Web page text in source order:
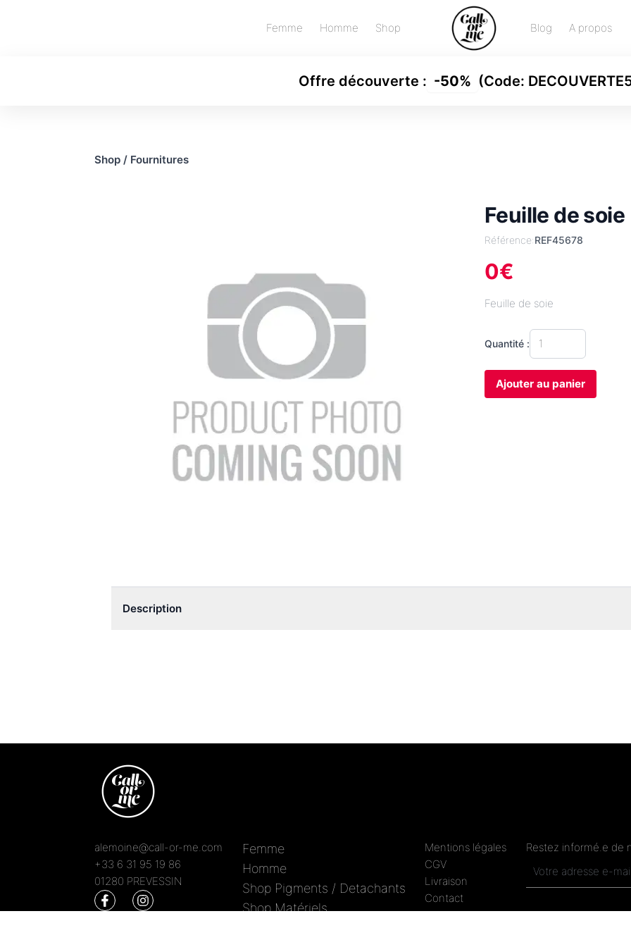
Femme Homme Shop Blog A propos
Offre découverte : -50% (Code:
Shop/ Fournitures
Feuille de soie
Référence:REF45678
0€
Feuille de soie
Quantité :
Ajouter au panier
Description
alemoine@call-or-me.com
+33 6 31 95 19 86
01280 PREVESSIN
Femme
Homme
Shop Pigments / Detachants
Shop Matériels
Mentions légales
CGV
Livraison
Contact
Restez informé.e de